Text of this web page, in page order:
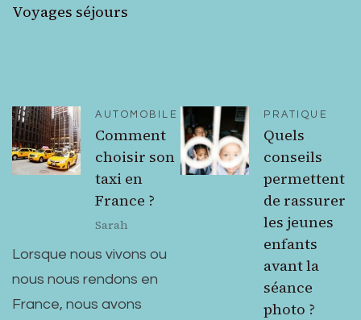
Voyages séjours
AUTOMOBILE
Comment
choisir son
taxi en
France ?
Sarah
Lorsque nous vivons ou
nous nous rendons en
France, nous avons
PRATIQUE
Quels
conseils
permettent
de rassurer
les jeunes
enfants
avant la
séance
photo ?